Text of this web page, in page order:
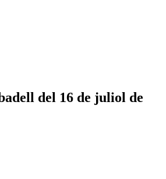
del 16 de juliol de